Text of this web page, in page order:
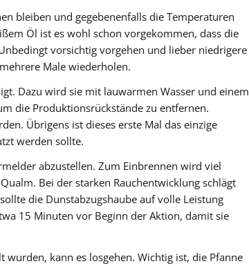
bleiben und gegebenenfalls die Temperaturen
Öl ist es wohl schon vorgekommen, dass die
vorsichtig vorgehen und lieber niedrigere
Male wiederholen.
Dazu wird sie mit lauwarmen Wasser und einem
die Produktionsrückstände zu entfernen.
Übrigens ist dieses erste Mal das einzige
werden sollte.
abzustellen. Zum Einbrennen wird viel
Bei der starken Rauchentwicklung schlägt
die Dunstabzugshaube auf volle Leistung
15 Minuten vor Beginn der Aktion, damit sie
kann es losgehen. Wichtig ist, die Pfanne